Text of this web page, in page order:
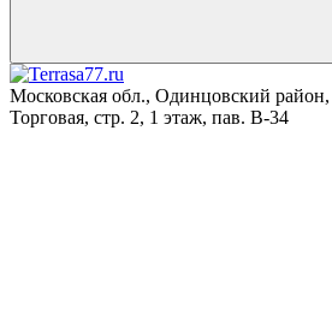
Московская обл., Одинцовский район,
Торговая, стр. 2, 1 этаж, пав. B-34